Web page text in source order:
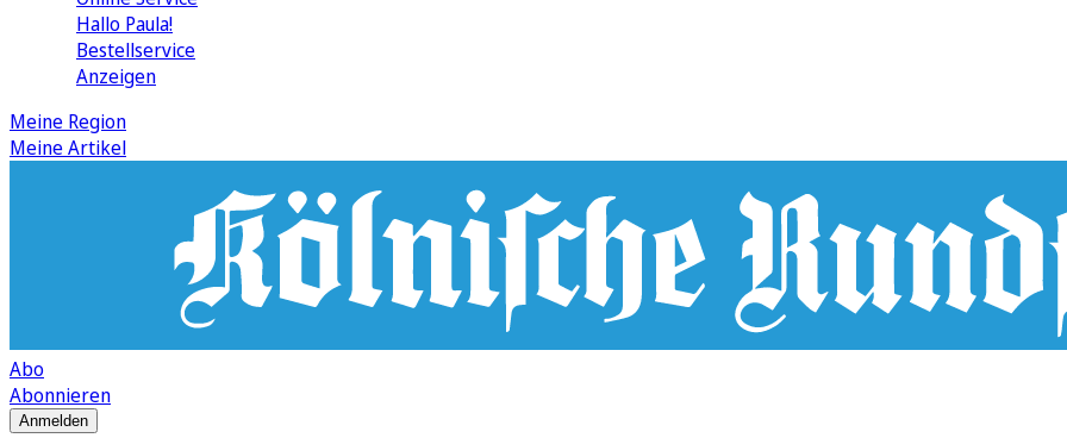
Hallo Paula!
Bestellservice
Anzeigen
Meine Region
Meine Artikel
Abo
Abonnieren
Anmelden